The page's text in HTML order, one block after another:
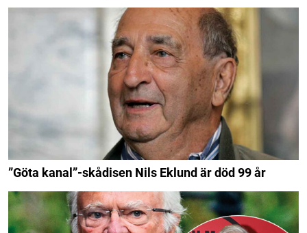
”Göta kanal”-skådisen Nils Eklund är död 99 år